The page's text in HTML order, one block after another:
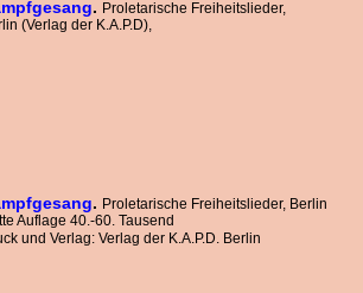
. Proletarische Freiheitslieder,
(Verlag der K.A.P.D),
. Proletarische Freiheitslieder, Berlin
Auflage 40.-60. Tausend
und Verlag: Verlag der K.A.P.D. Berlin